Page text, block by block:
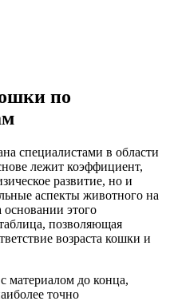
по
специалистами в области
лежит коэффициент,
развитие, но и
аспекты животного на
этого
позволяющая
возраста кошки и
материалом до конца,
точно